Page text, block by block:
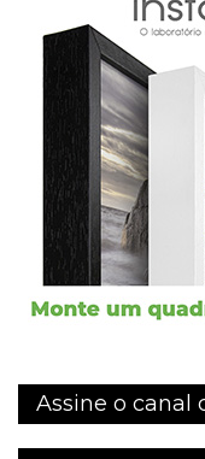
Assine o canal